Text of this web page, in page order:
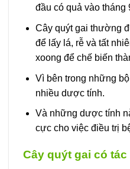
đầu có quả vào tháng
Cây quýt gai thường
để lấy lá, rễ và tất
xoong để chế biến
Vì bên trong những
nhiều dược tính.
Và những dược tính
cực cho việc điều trị
Cây quýt gai có